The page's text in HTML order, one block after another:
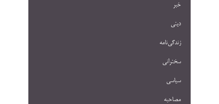
خبر
دینی
زندگی‌نامه
سخنرانی
سیاسی
مصاحبه